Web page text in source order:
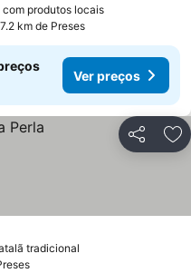
produtos locaisVer preços
km de Preses
Ver preços
Partilhar
tradicional